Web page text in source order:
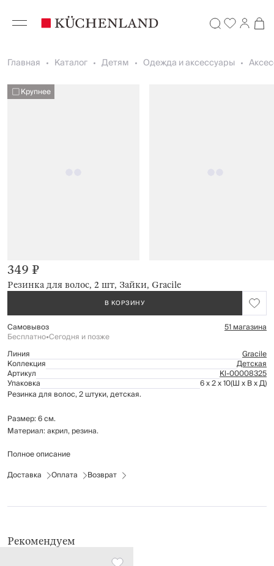
Главная Каталог Детям Одежда и аксессуары
Крупнее
Резинка для волос, 2 шт, Зайки, Gracile
349 ₽
В КОРЗИНУ
Самовывоз 51 магазина
Бесплатно•Сегодня и позже
Линия
Gracile
Коллекция Детская
Артикул Kl-00008325
Упаковка 6 x 2 x 10(Ш x В x Д)
Резинка для волос, 2 штуки, детская.
Размер: 6 см.
Материал: акрил, резина.
Для детей старше 3-х лет.
Полное описание
Доставка
Оплата Возврат
Рекомендуем